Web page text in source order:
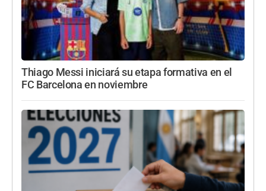
Thiago Messi iniciará su etapa formativa en el
FC Barcelona en noviembre